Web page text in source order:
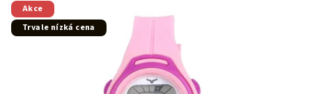
hvězdiček.
Akce
Trvale nízká cena